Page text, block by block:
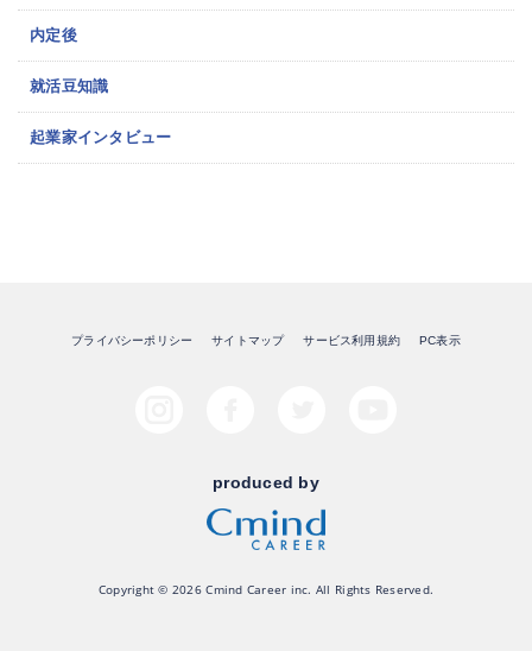
内定後
就活豆知識
起業家インタビュー
プライバシーポリシー サイトマップ サービス利用規約 PC表示
produced by
Copyright © 2026 Cmind Career inc. All Rights Reserved.